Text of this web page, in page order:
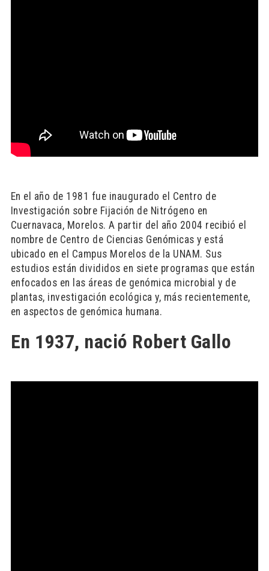
En el año de 1981 fue inaugurado el Centro de
Investigación sobre Fijación de Nitrógeno en
Cuernavaca, Morelos. A partir del año 2004 recibió el
nombre de Centro de Ciencias Genómicas y está
ubicado en el Campus Morelos de la UNAM. Sus
estudios están divididos en siete programas que están
enfocados en las áreas de genómica microbial y de
plantas, investigación ecológica y, más recientemente,
en aspectos de genómica humana.
En 1937, nació Robert Gallo